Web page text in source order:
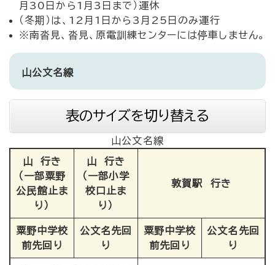
月30日から1月3日まで）運休
（冬期）は、12月1日から3月25日のみ運行
※南沓見、沓見、原電訓練センターには停車しません。
山公文名線
表のサイズを切り替える
山公文名線
山 行き
（一部粟野
公民館止ま
り）
山 行き
（一部小学
校口止ま
り）
敦賀駅 行き
粟野中学校
前先回り
公文名先回
り
粟野中学校
前先回り
公文名先回
り